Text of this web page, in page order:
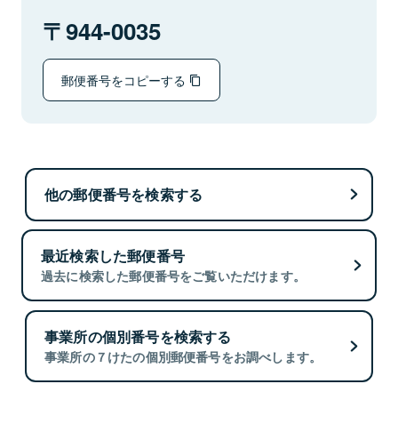
944-0035
郵便番号をコピーする
他の郵便番号を検索する
最近検索した郵便番号
過去に検索した郵便番号をご覧いただけます。
事業所の個別番号を検索する
事業所の７けたの個別郵便番号をお調べします。